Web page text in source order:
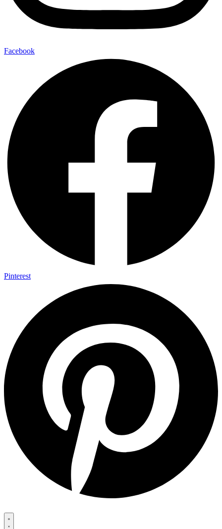
Facebook
Pinterest